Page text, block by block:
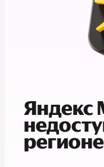
Яндекс
регионе